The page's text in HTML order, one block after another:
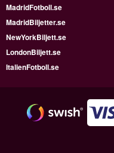
MadridFotboll.se
MadridBiljetter.se
NewYorkBiljett.se
LondonBiljett.se
ItalienFotboll.se